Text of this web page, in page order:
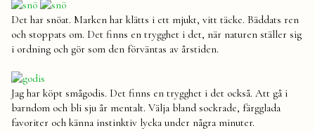
Det har snöat. Marken har klätts i ett mjukt, vitt täcke. Bäddats ren
och stoppats om. Det finns en trygghet i det, när naturen ställer sig
i ordning och gör som den förväntas av årstiden.
Jag har köpt smågodis. Det finns en trygghet i det också. Att gå i
barndom och bli sju år mentalt. Välja bland sockrade, färgglada
favoriter och känna instinktiv lycka under några minuter.